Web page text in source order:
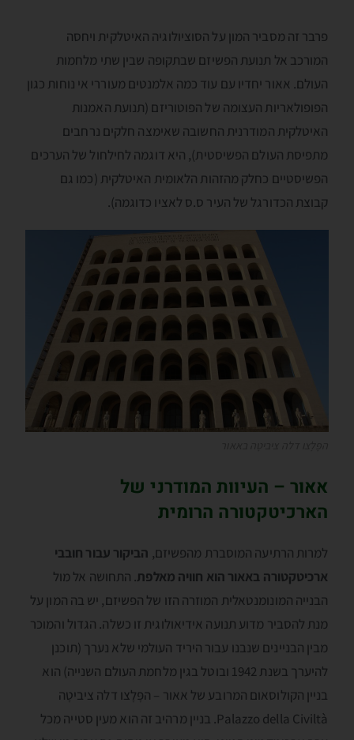
פרבר זה מסביר המון על הסוציולוגיה האיטלקית ויחסה
המורכב אל תנועת הפשיזם שבתקופה שבין שתי מלחמות
העולם. אאור יחדיו עם עוד כמה אלמנטים מעוררי אי נוחות כגון
הפופולאריות העצומה של הפוטוריזם (תנועת האמנות
האיטלקית המודרנית החשובה שאימצה חלקים נרחבים
מתפיסת העולם הפשיסטית), היא דוגמה לחילחול של הערכים
הפשיסטיים כחלק מהזהות הלאומית האיטלקית (כמו גם
קבוצת הכדורגל של העיר ס.ס לאציו כדוגמה).
אאור – העיוות המודרני של
הארכיטקטורה הרומית
למרות הרתיעה המוסברת מהפשיזם, הביקור עבור חובבי
ארכיטקטורה באאור הוא חוויה מאלפת. התחושה אל מול
הבנייה המונומנטאלית המוזרה הזו של הפשיזם, יש בה המון על
מנת להסביר מדוע תנועה אידיאולוגית זו כשלה. הגדול והמוכר
מבין הבניינים שנבנו עבור היריד העולמי שלא נערך (תוכנן
להיערך בשנת 1942 ובוטל בגין מלחמת העולם השנייה) הוא
בניין הקולוסאום המרובע של אאור – הפָּלָצו דלה ציביטָה
Palazzo della Civiltà. בניין מרהיב זה הוא מעין סטייה מכל